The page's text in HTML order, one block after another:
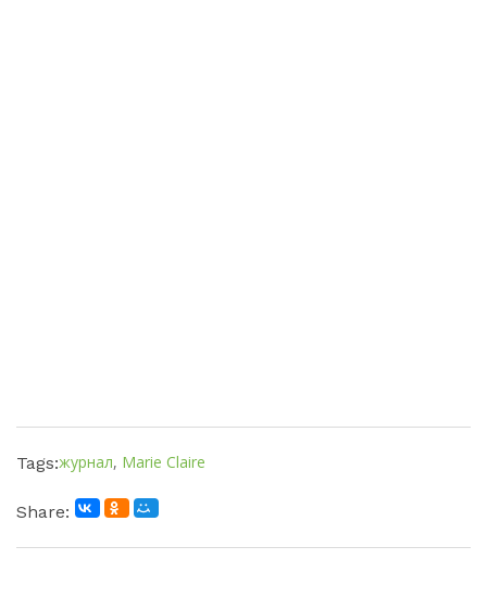
Tags:журнал, Marie Claire
Share: